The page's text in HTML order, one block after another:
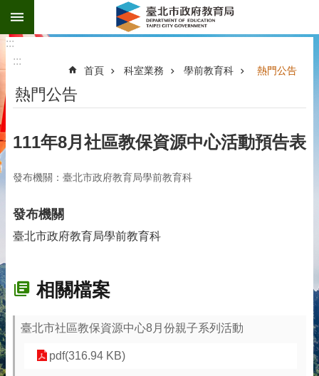
跳到主要內容區塊
:::
:::
首頁 科室業務 學前教育科 熱門公告
熱門公告
111年8月社區教保資源中心活動預告表
發布機關：臺北市政府教育局學前教育科
發布機關
臺北市政府教育局學前教育科
相關檔案
臺北市社區教保資源中心8月份親子系列活動
pdf(316.94 KB)